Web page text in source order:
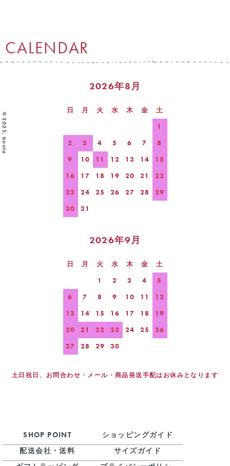
CALENDAR
2026年8月
日 月 火 水 木 金
土
1
2
3 4 5 6 7
8
9
10 11 12 13 14
15
16
17 18 19 20 21
22
23
24 25 26 27 28
29
30
31
2026年9月
日 月 火 水 木 金
土
1
2 3 4
5
6
7 8 9 10 11
12
13
14 15 16 17 18
19
20
21 22 23 24 25
26
27
28 29 30
土日祝日、お問合わせ・メール・商品発送手配はお休みとなります
SHOP POINT
ショッピングガイド
配送会社・送料
サイズガイド
©2025. boota